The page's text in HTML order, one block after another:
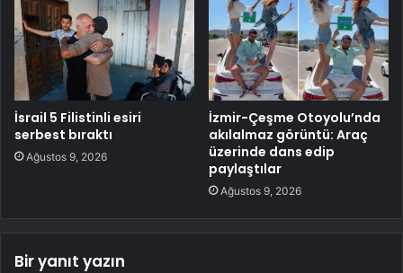
İsrail 5 Filistinli esiri
serbest bıraktı
Ağustos 9, 2026
İzmir-Çeşme Otoyolu’nda
akılalmaz görüntü: Araç
üzerinde dans edip
paylaştılar
Ağustos 9, 2026
Bir yanıt yazın